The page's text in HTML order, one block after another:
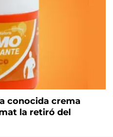
conocida crema
la retiró del